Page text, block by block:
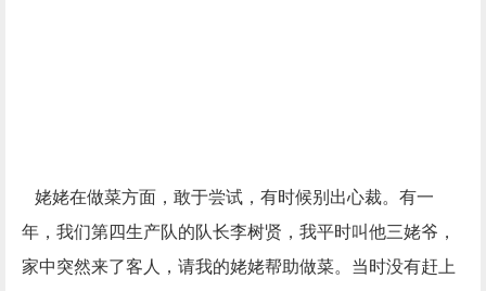
姥姥在做菜方面，敢于尝试，有时候别出心裁。有一
年，我们第四生产队的队长李树贤，我平时叫他三姥爷，
家中突然来了客人，请我的姥姥帮助做菜。当时没有赶上